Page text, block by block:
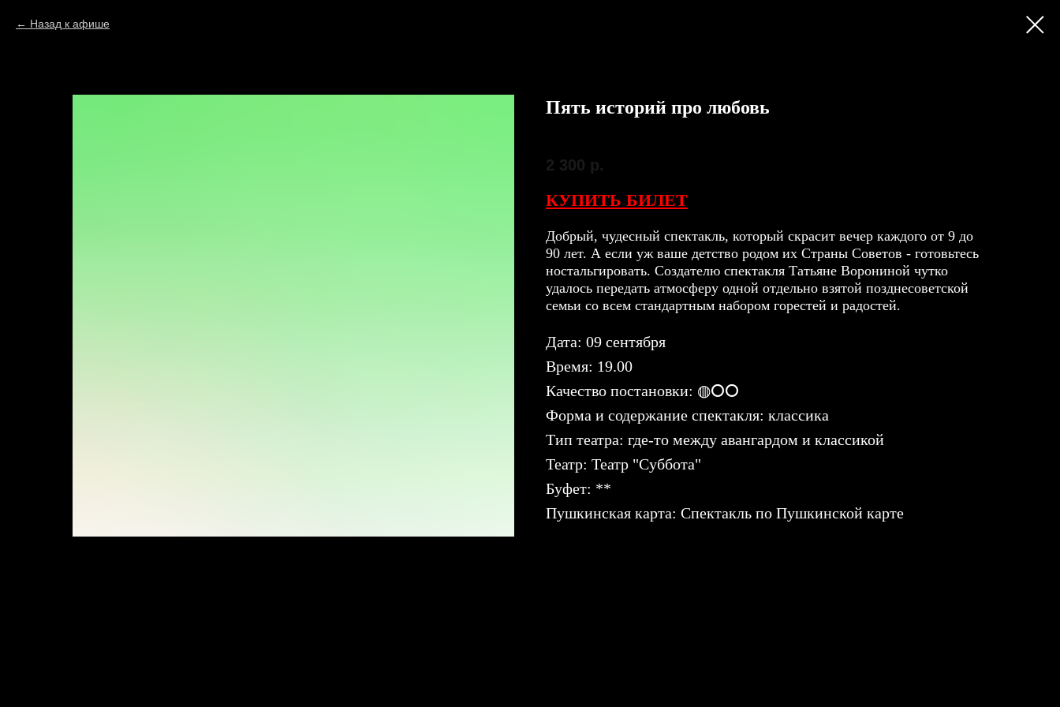
Назад к афише
Пять историй про любовь
2 300 р.
КУПИТЬ БИЛЕТ
Добрый, чудесный спектакль, который скрасит вечер каждого от 9 до
90 лет. А если уж ваше детство родом их Страны Советов - готовьтесь
ностальгировать. Создателю спектакля Татьяне Ворониной чутко
удалось передать атмосферу одной отдельно взятой позднесоветской
семьи со всем стандартным набором горестей и радостей.
Дата: 09 сентября
Время: 19.00
Качество постановки: ◍⭘⭘
Форма и содержание спектакля: классика
Тип театра: где-то между авангардом и классикой
Театр: Театр "Суббота"
Буфет: **
Пушкинская карта: Спектакль по Пушкинской карте